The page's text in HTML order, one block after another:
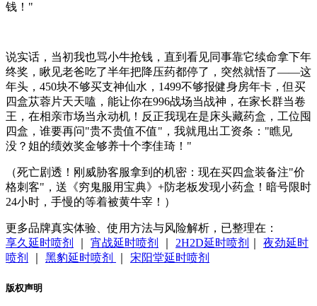
钱！"
说实话，当初我也骂小牛抢钱，直到看见同事靠它续命拿下年
终奖，瞅见老爸吃了半年把降压药都停了，突然就悟了——这
年头，450块不够买支神仙水，1499不够报健身房年卡，但买
四盒苁蓉片天天嗑，能让你在996战场当战神，在家长群当卷
王，在相亲市场当永动机！反正我现在是床头藏药盒，工位囤
四盒，谁要再问"贵不贵值不值"，我就甩出工资条："瞧见
没？姐的绩效奖金够养十个李佳琦！"
（死亡剧透！刚威胁客服拿到的机密：现在买四盒装备注"价
格刺客"，送《穷鬼服用宝典》+防老板发现小药盒！暗号限时
24小时，手慢的等着被黄牛宰！）
更多品牌真实体验、使用方法与风险解析，已整理在：
享久延时喷剂
宵战延时喷剂 2H2D延时喷剂
夜劲延时
喷剂
黑豹延时喷剂 宋阳堂延时喷剂
版权声明